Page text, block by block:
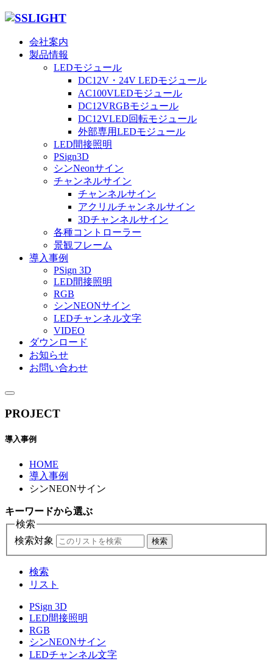
会社案内
製品情報
LEDモジュール
DC12V・24V LEDモジュール
AC100VLEDモジュール
DC12VRGBモジュール
DC12VLED回転モジュール
外部専用LEDモジュール
LED間接照明
PSign3D
シンNeonサイン
チャンネルサイン
チャンネルサイン
アクリルチャンネルサイン
3Dチャンネルサイン
各種コントローラー
景観フレーム
導入事例
PSign 3D
LED間接照明
RGB
シンNEONサイン
LEDチャンネル文字
VIDEO
ダウンロード
お知らせ
お問い合わせ
PROJECT
導入事例
HOME
導入事例
シンNEONサイン
キーワードから選ぶ
検索
検索対象
検索
検索
リスト
PSign 3D
LED間接照明
RGB
シンNEONサイン
LEDチャンネル文字